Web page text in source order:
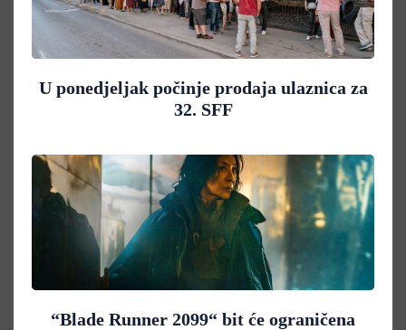
U ponedjeljak počinje prodaja ulaznica za
32. SFF
“Blade Runner 2099“ bit će ograničena